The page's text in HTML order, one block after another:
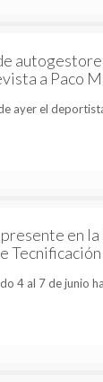
a Paco
ayer el
en
4 al 7 de junio